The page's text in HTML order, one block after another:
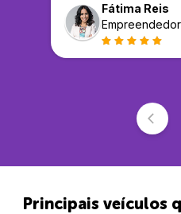
Fátima Reis
Principais veículos